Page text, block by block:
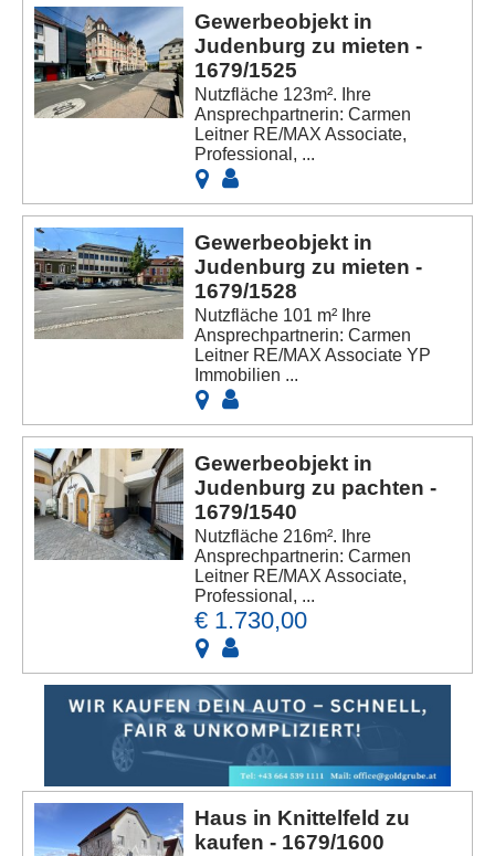
Gewerbeobjekt in
Judenburg zu mieten -
1679/1525
Nutzfläche 123m². Ihre
Ansprechpartnerin: Carmen
Leitner RE/MAX Associate,
Professional, ...
Gewerbeobjekt in
Judenburg zu mieten -
1679/1528
Nutzfläche 101 m² Ihre
Ansprechpartnerin: Carmen
Leitner RE/MAX Associate YP
Immobilien ...
Gewerbeobjekt in
Judenburg zu pachten -
1679/1540
Nutzfläche 216m². Ihre
Ansprechpartnerin: Carmen
Leitner RE/MAX Associate,
Professional, ...
€ 1.730,00
Haus in Knittelfeld zu
kaufen - 1679/1600